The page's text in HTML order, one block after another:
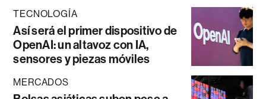
TECNOLOGÍA
Así será el primer dispositivo de
OpenAI: un altavoz con IA,
sensores y piezas móviles
MERCADOS